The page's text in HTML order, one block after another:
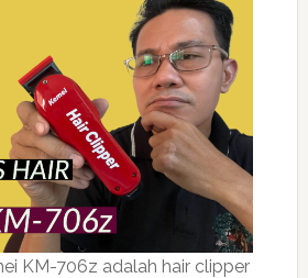
KM-706z adalah hair clipper